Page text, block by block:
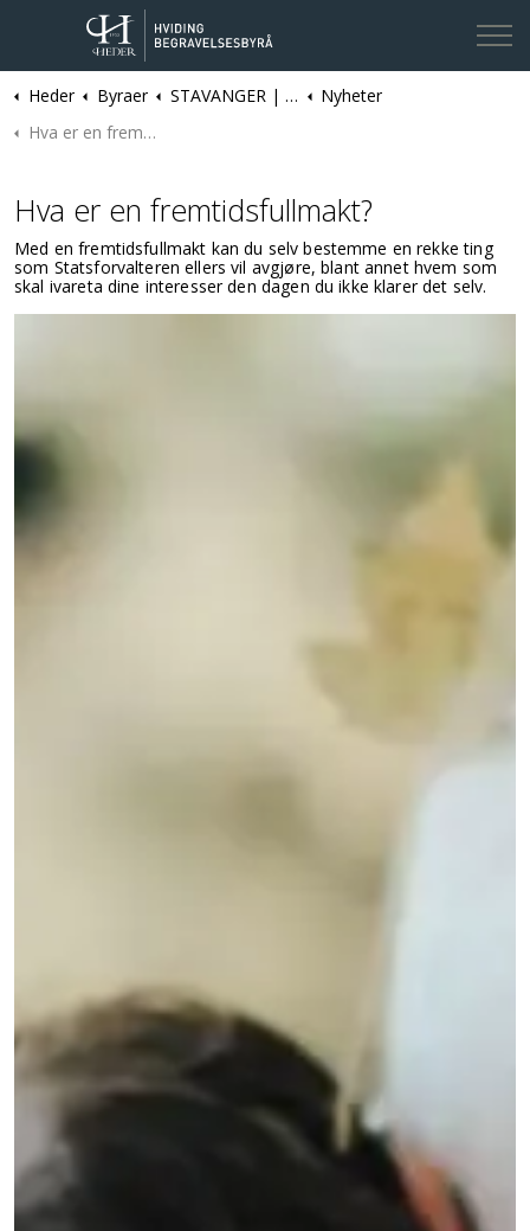
Kontakt oss
Heder Byraer STAVANGER | Hviding Begravelsesbyrå
Nyheter
Hva er en fremtidsfullmakt?
Hva er en fremtidsfullmakt?
Med en fremtidsfullmakt kan du selv bestemme en rekke ting
som Statsforvalteren ellers vil avgjøre, blant annet hvem som
skal ivareta dine interesser den dagen du ikke klarer det selv.